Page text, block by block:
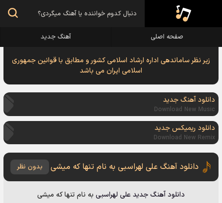
صفحه اصلی آهنگ جدید
زیر نظر ساماندهی اداره ارشاد اسلامی کشور و مطابق با قوانین جمهوری
اسلامی ایران می باشد
دانلود آهنگ جدید
Download New Music
دانلود ریمیکس جدید
Download New Remix
دانلود آهنگ علی لهراسبی به نام تنها که میشی بدون نظر
دانلود آهنگ جدیدعلی لهراسبی به نامتنها که میشی